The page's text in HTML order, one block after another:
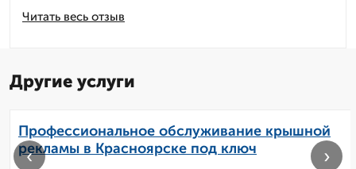
Читать весь отзыв
Другие услуги
Профессиональное обслуживание крышной
рекламы в Красноярске под ключ
‹ ›